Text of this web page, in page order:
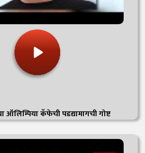
ऑलिम्पिया कॅफेची पडद्यामागची गोष्ट